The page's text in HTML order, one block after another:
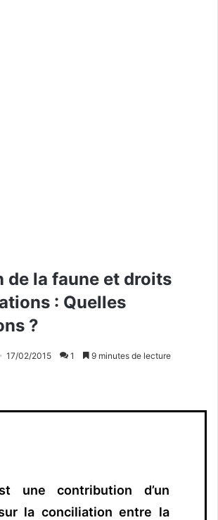
de la faune et droits
: Quelles
?
17/02/2015 1 9 minutes de lecture
une contribution d’un
la conciliation entre la